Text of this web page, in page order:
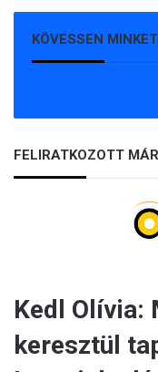
KÖVESSEN
FELIRATKOZOTT